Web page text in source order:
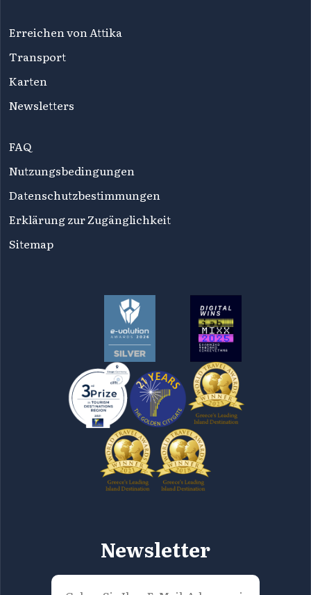
Erreichen von Attika
Transport
Karten
Newsletters
FAQ
Nutzungsbedingungen
Datenschutzbestimmungen
Erklärung zur Zugänglichkeit
Sitemap
Newsletter